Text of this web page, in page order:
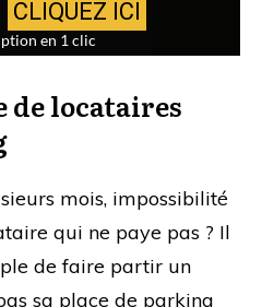
de locataires
mois, impossibilité
qui ne paye pas ? Il
de faire partir un
sa place de parking